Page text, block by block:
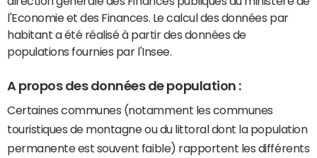
l'Economie et des Finances. Le calcul des données par
habitant a été réalisé à partir des données de
populations fournies par l'Insee.
A propos des données de population :
Certaines communes (notamment les communes
touristiques de montagne ou du littoral dont la population
permanente est souvent faible) rapportent les différents